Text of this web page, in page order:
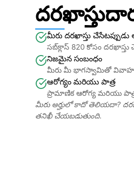
మీరు దరఖాస్తు
సబ్‌క్లాస్ 820 కోసం
నిజమైన సంబంధం
మీరు మీ భాగస్వామితో వివాహం
ఆరోగ్యం మరియు పాత్ర
ప్రామాణిక ఆరోగ్య మరియు
మీరు అర్హులో కాదో తెలియదా?
తనిఖీ చేయబడుతుంది.